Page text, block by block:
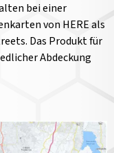
bei einer
von HERE als
Das Produkt für
Abdeckung